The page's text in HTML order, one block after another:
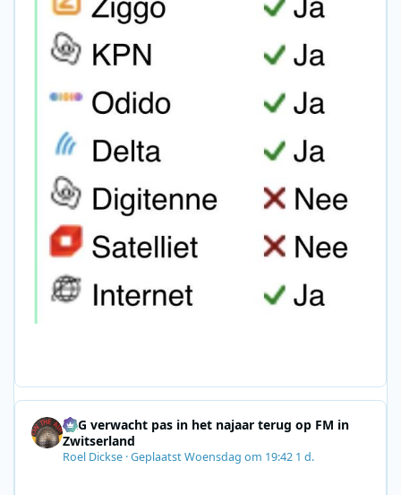
SRG verwacht pas in het najaar terug op FM in
Zwitserland
Roel Dickse ·GeplaatstWoensdag om 19:42 1 d.